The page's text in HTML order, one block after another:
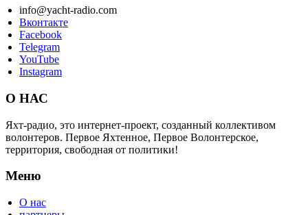
info@yacht-radio.com
Вконтакте
Facebook
Telegram
YouTube
Instagram
О НАС
Яхт-радио, это интернет-проект, созданный коллективом
волонтеров. Первое Яхтенное, Первое Волонтерское,
территория, свободная от политики!
Меню
О нас